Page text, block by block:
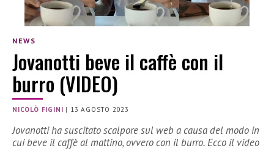
NEWS
Jovanotti beve il caffè con il
burro (VIDEO)
NICOLÒ FIGINI | 13 AGOSTO 2023
Jovanotti ha suscitato scalpore sul web a causa del modo in
cui beve il caffè al mattino, ovvero con il burro. Ecco il video